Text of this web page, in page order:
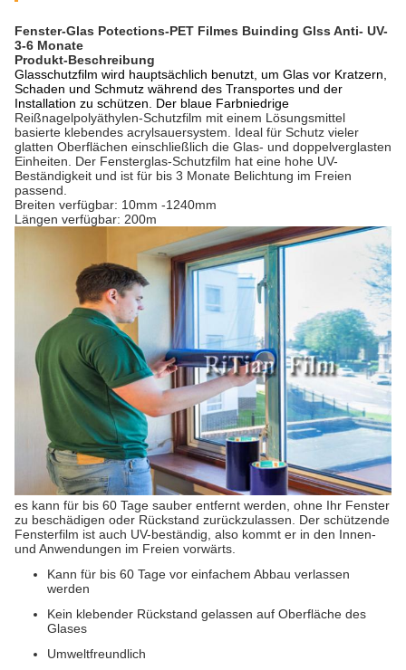
Fenster-Glas Potections-PET Filmes Buinding Glss Anti- UV-
3-6 Monate
Produkt-Beschreibung
Glasschutzfilm wird hauptsächlich benutzt, um Glas vor Kratzern,
Schaden und Schmutz während des Transportes und der
Installation zu schützen. Der blaue Farbniedrige
Reißnagelpolyäthylen-Schutzfilm mit einem Lösungsmittel
basierte klebendes acrylsauersystem. Ideal für Schutz vieler
glatten Oberflächen einschließlich die Glas- und doppelverglasten
Einheiten. Der Fensterglas-Schutzfilm hat eine hohe UV-
Beständigkeit und ist für bis 3 Monate Belichtung im Freien
passend.
Breiten verfügbar: 10mm -1240mm
Längen verfügbar: 200m
es kann für bis 60 Tage sauber entfernt werden, ohne Ihr Fenster
zu beschädigen oder Rückstand zurückzulassen. Der schützende
Fensterfilm ist auch UV-beständig, also kommt er in den Innen-
und Anwendungen im Freien vorwärts.
Kann für bis 60 Tage vor einfachem Abbau verlassen
werden
Kein klebender Rückstand gelassen auf Oberfläche des
Glases
Umweltfreundlich